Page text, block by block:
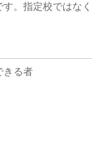
。指定校ではな
きる者